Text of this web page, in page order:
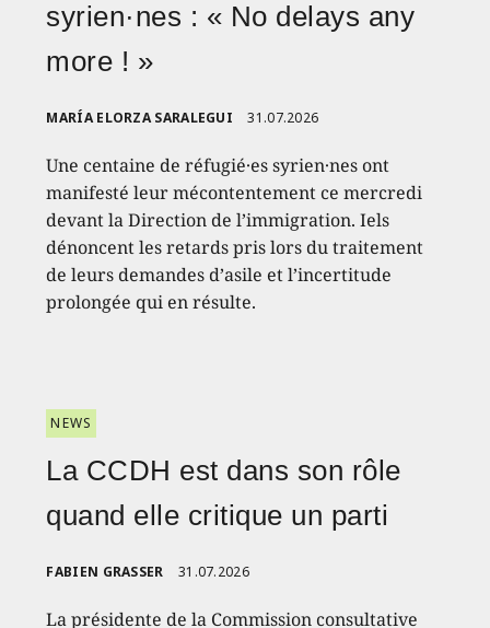
syrien·nes : « No delays any
more ! »
MARÍA ELORZA SARALEGUI 31.07.2026
Une centaine de réfugié·es syrien·nes ont
manifesté leur mécontentement ce mercredi
devant la Direction de l’immigration. Iels
dénoncent les retards pris lors du traitement
de leurs demandes d’asile et l’incertitude
prolongée qui en résulte.
NEWS
La CCDH est dans son rôle
quand elle critique un parti
FABIEN GRASSER 31.07.2026
La présidente de la Commission consultative